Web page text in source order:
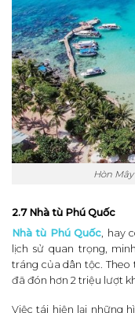
Hòn
2.7 Nhà tù Phú Quốc
Nhà tù Phú Quốc, hay
lịch sử quan trọng,
tráng của dân tộc.
đã đón hơn 2 triệu lượt
Việc tái hiện lại những